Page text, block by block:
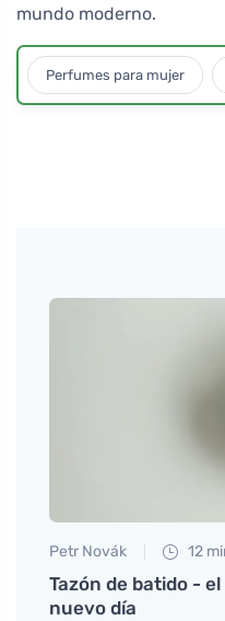
mundo moderno.
Perfumes para mujer
Petr Novák 12
Tazón de batido -
nuevo día